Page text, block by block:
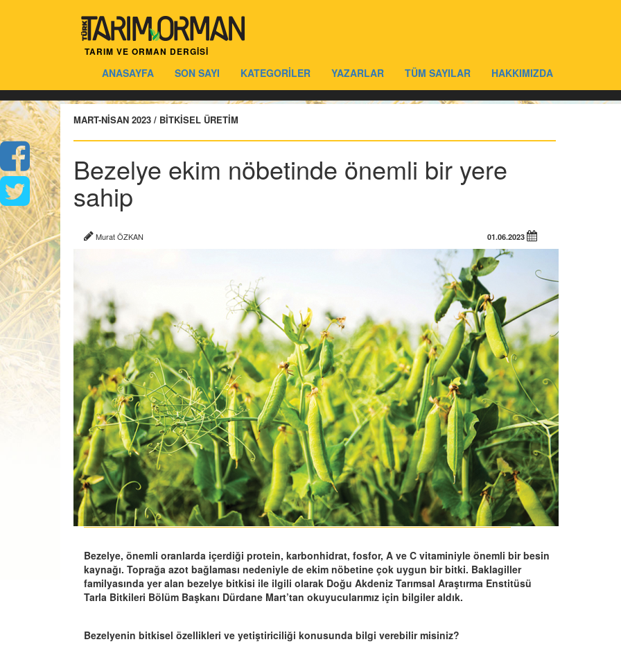
TARIM VE ORMAN DERGİSİ
ANASAYFA SON SAYI KATEGORİLER YAZARLAR TÜM SAYILAR HAKKIMIZDA
MART-NİSAN 2023 / BİTKİSEL ÜRETİM
Bezelye ekim nöbetinde önemli bir yere
sahip
Murat ÖZKAN 01.06.2023
Bezelye, önemli oranlarda içerdiği protein, karbonhidrat, fosfor, A ve C vitaminiyle önemli bir besin
kaynağı. Toprağa azot bağlaması nedeniyle de ekim nöbetine çok uygun bir bitki. Baklagiller
familyasında yer alan bezelye bitkisi ile ilgili olarak Doğu Akdeniz Tarımsal Araştırma Enstitüsü
Tarla Bitkileri Bölüm Başkanı Dürdane Mart’tan okuyucularımız için bilgiler aldık.
Bezelyenin bitkisel özellikleri ve yetiştiriciliği konusunda bilgi verebilir misiniz?